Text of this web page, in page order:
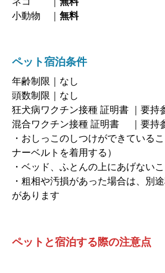
小動物 ｜ 無料
ペット宿泊条件
年齢制限｜なし
頭数制限｜なし
狂犬病ワクチン接種 証明書 ｜要持
混合ワクチン接種 証明書 ｜要持
・おしっこのしつけができている
ナーベルトを着用する）
・ベッド、ふとんの上にあげないこ
・粗相や汚損があった場合は、別
があります
ペットと宿泊する際の注意点